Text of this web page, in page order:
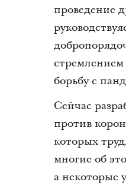
проведение
стремлением
борьбу с
Сейчас
против
которых
многие об
а некоторые